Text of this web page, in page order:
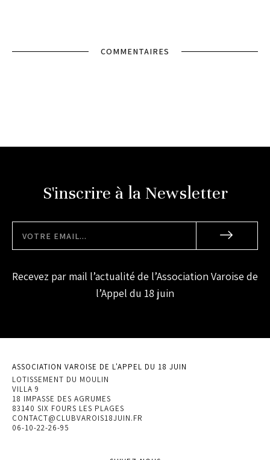
COMMENTAIRES
S'inscrire à la Newsletter
Recevez par mail l’actualité de l’Association Varoise de
l’Appel du 18 juin
ASSOCIATION VAROISE DE L'APPEL DU 18 JUIN
LOTISSEMENT DU MOULIN
VILLA 9
18 IMPASSE DES AGRUMES
83140 SIX FOURS LES PLAGES
CONTACT@CLUBVAROIS18JUIN.FR
06-10-22-26-95